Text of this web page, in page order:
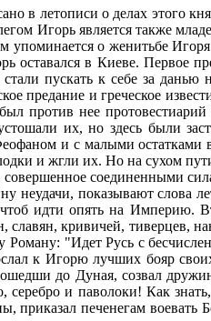
в летописи о делах этого
Игорь является также
о женитьбе
в Киеве. Первое
пускать к себе за
предание и греческое
против нее
их, но здесь были
и с малыми остатками
и жгли их. Но на сухом
соединенными
показывают слова
идти опять на Империю.
славян, кривичей, тиверцев,
Роману: "Идет Русь с
к Игорю лучших бояр
до Дуная, созвал
и паволоки! Как
приказал печенегам воевать